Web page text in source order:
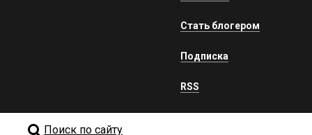
Стать блогером
Подписка
RSS
Поиск по сайту